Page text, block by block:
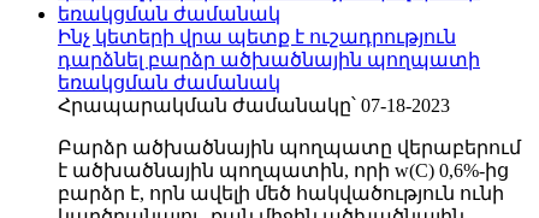
Ինչ կետերի վրա պետք է ուշադրություն
դարձնել բարձր ածխածնային պողպատի
եռակցման ժամանակ
Հրապարակման ժամանակը՝ 07-18-2023
Բարձր ածխածնային պողպատը վերաբերում
է ածխածնային պողպատին, որի w(C) 0,6%-ից
բարձր է, որն ավելի մեծ հակվածություն ունի